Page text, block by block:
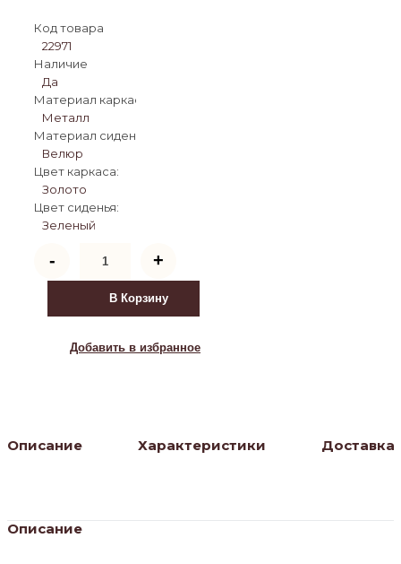
Код товара
22971
Наличие
Да
Материал каркаса:
Металл
Материал сиденья:
Велюр
Цвет каркаса:
Золото
Цвет сиденья:
Зеленый
-
товара
Полубарный
Lusia
/
+
В Корзину
Добавить в избранное
Описание Характеристики Доставка
Описание